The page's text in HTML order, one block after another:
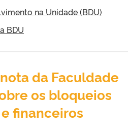
na Unidade (BDU)
BDU
da Faculdade
os bloqueios
financeiros